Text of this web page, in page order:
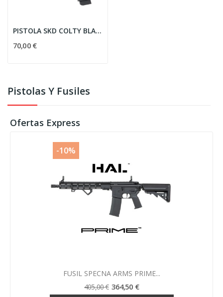
Pistolas Y Fusiles
Ofertas Express
Vista rápida
FUSIL SPECNA ARMS PRIME...
405,00 € 364,50 €
-10%
PISTOLA SKD COLTY BLACK - GELL BALL
70,00 €